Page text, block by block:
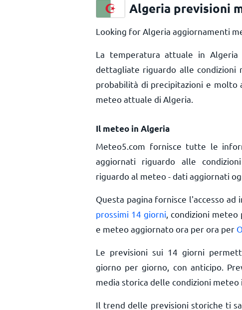
Algeria previsioni
Looking for Algeria aggiornamenti
La temperatura attuale in Algeria
dettagliate riguardo alle condizioni
probabilità di precipitazioni e molto
meteo attuale di Algeria.
Il meteo in Algeria
Meteo5.com fornisce tutte le
aggiornati riguardo alle
riguardo al meteo - dati aggiornati
Questa pagina fornisce l'accesso ad
prossimi 14 giorni , condizioni
e meteo aggiornato ora per ora per
Le previsioni sui 14 giorni
giorno per giorno, con anticipo.
media storica delle condizioni meteo
Il trend delle previsioni storiche ti